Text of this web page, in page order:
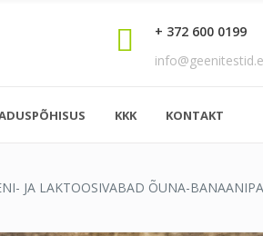
+ 372 600 0199
KKK KONTAKT
JA LAKTOOSIVABAD ÕUNA-